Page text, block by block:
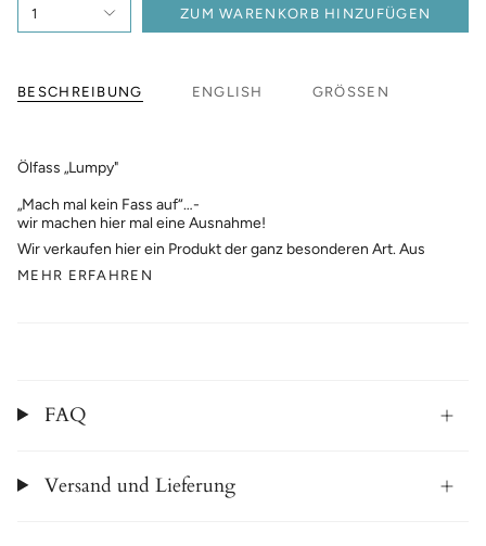
1 ZUM WARENKORB HINZUFÜGEN
BESCHREIBUNG ENGLISH GRÖSSEN
Ölfass „Lumpy"
„Mach mal kein Fass auf“…-
wir machen hier mal eine Ausnahme!
Wir verkaufen hier ein Produkt der ganz besonderen Art. Aus
MEHR ERFAHREN
FAQ
Versand und Lieferung